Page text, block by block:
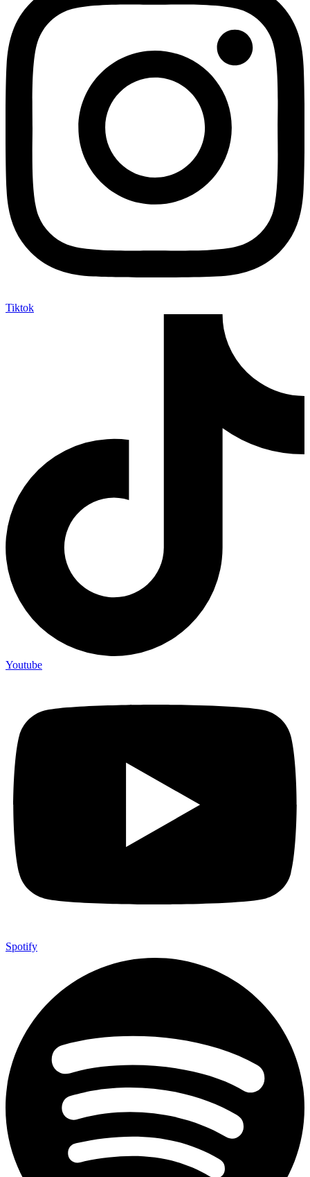
Tiktok
Youtube
Spotify